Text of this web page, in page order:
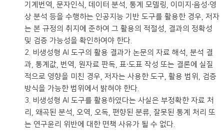
기계번역, 문자인식, 데이터 분석, 통계 모델링, 이미지·음성·영
상 분석 등을 수행하는 인공지능 기반 도구를 활용한 경우, 저자
는 본 규정의 취지에 준하여 그 활용의 적절성, 결과의 정확성
및 검증 가능성을 확인하여야 한다.
2. 비생성형 AI 도구의 활용 결과가 논문의 자료 해석, 분석 결
과, 통계값, 번역, 원자료 판독, 표·도표 작성 또는 결론에 실질
적으로 영향을 미친 경우, 저자는 사용한 도구, 활용 범위, 검증
방식을 가능한 범위에서 밝혀야 한다.
3. 비생성형 AI 도구를 활용하였다는 사실은 부정확한 자료 처
리, 왜곡된 분석, 오역, 오독, 편향된 분류, 잘못된 통계 처리 또
는 연구윤리 위반에 대한 면책 사유가 될 수 없다.